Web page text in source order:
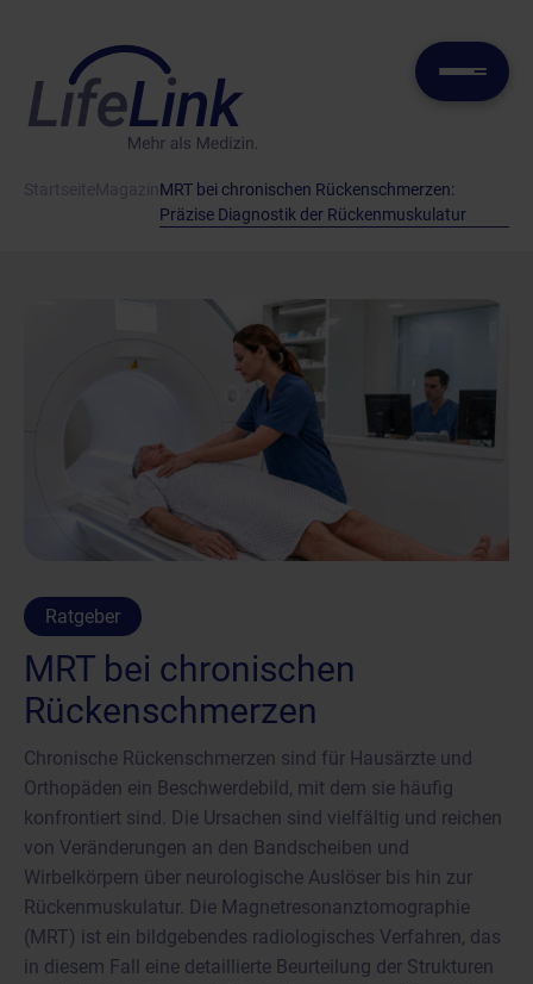
MRT bei chronischen Rückenschmerzen:
Präzise Diagnostik der Rückenmuskulatur
Ratgeber
MRT bei chronischen
Rückenschmerzen
Chronische Rückenschmerzen sind für Hausärzte und
Orthopäden ein Beschwerdebild, mit dem sie häufig
konfrontiert sind. Die Ursachen sind vielfältig und reichen
von Veränderungen an den Bandscheiben und
Wirbelkörpern über neurologische Auslöser bis hin zur
Rückenmuskulatur. Die Magnetresonanztomographie
(MRT) ist ein bildgebendes radiologisches Verfahren, das
in diesem Fall eine detaillierte Beurteilung der Strukturen